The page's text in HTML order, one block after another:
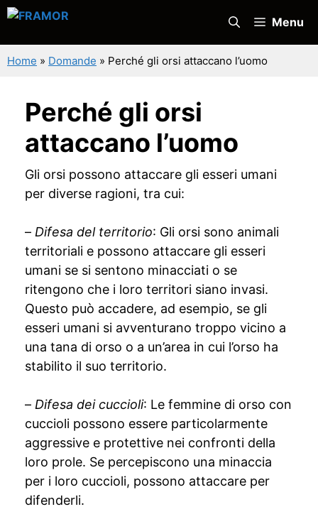
Vai
contenuto
Menu
Home » Domande » Perché gli orsi attaccano l’uomo
Perché gli orsi
attaccano l’uomo
Gli orsi possono attaccare gli esseri umani
per diverse ragioni, tra cui:
– Difesa del territorio: Gli orsi sono animali
territoriali e possono attaccare gli esseri
umani se si sentono minacciati o se
ritengono che i loro territori siano invasi.
Questo può accadere, ad esempio, se gli
esseri umani si avventurano troppo vicino a
una tana di orso o a un’area in cui l’orso ha
stabilito il suo territorio.
– Difesa dei cuccioli: Le femmine di orso con
cuccioli possono essere particolarmente
aggressive e protettive nei confronti della
loro prole. Se percepiscono una minaccia
per i loro cuccioli, possono attaccare per
difenderli.